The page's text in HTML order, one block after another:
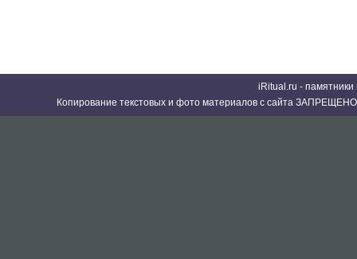
iRitual.ru -
Копирование текстовых и фото материалов с сайта